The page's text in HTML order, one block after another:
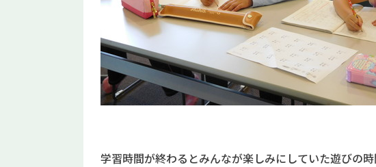
学習時間が終わるとみんなが楽しみにしていた遊びの時